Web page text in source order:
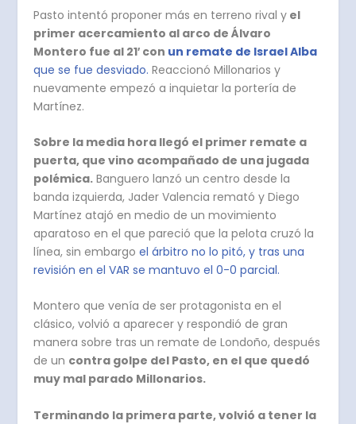
Pasto intentó proponer más en terreno rival y el
primer acercamiento al arco de Álvaro
Montero fue al 21′ con un remate de Israel Alba
que se fue desviado. Reaccionó Millonarios y
nuevamente empezó a inquietar la portería de
Martínez.
Sobre la media hora llegó el primer remate a
puerta, que vino acompañado de una jugada
polémica. Banguero lanzó un centro desde la
banda izquierda, Jader Valencia remató y Diego
Martínez atajó en medio de un movimiento
aparatoso en el que pareció que la pelota cruzó la
línea, sin embargoel árbitro no lo pitó, y tras una
revisión en el VAR se mantuvo el 0-0 parcial.
Montero que venía de ser protagonista en el
clásico, volvió a aparecer y respondió de gran
manera sobre tras un remate de Londoño, después
de un contra golpe del Pasto, en el que quedó
muy mal parado Millonarios.
Terminando la primera parte, volvió a tener la